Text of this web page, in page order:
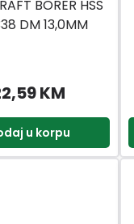
BORER HSS
DM 13,0MM
KM
u korpu